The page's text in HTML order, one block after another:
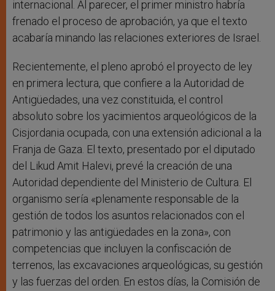
internacional. Al parecer, el primer ministro habría
frenado el proceso de aprobación, ya que el texto
acabaría minando las relaciones exteriores de Israel.
Recientemente, el pleno aprobó el proyecto de ley
en primera lectura, que confiere a la Autoridad de
Antigüedades, una vez constituida, el control
absoluto sobre los yacimientos arqueológicos de la
Cisjordania ocupada, con una extensión adicional a la
Franja de Gaza. El texto, presentado por el diputado
del Likud Amit Halevi, prevé la creación de una
Autoridad dependiente del Ministerio de Cultura. El
organismo sería «plenamente responsable de la
gestión de todos los asuntos relacionados con el
patrimonio y las antigüedades en la zona», con
competencias que incluyen la confiscación de
terrenos, las excavaciones arqueológicas, su gestión
y las fuerzas del orden. En estos días, la Comisión de